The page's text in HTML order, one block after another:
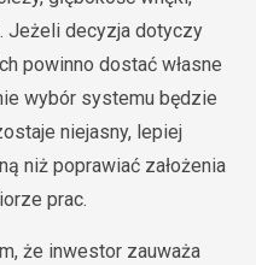
Jeżeli decyzja dotyczy
powinno dostać własne
wybór systemu będzie
niejasny, lepiej
niż poprawiać założenia
prac.
że inwestor zauważa